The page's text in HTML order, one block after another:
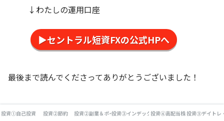
↓わたしの運用口座
▶セントラル短資FXの公式HPへ
最後まで読んでくださってありがとうございました！
投資①自己投資 投資②節約 投資②副業＆ポイ活投資③インデックス投資投資④高配当株投資⑤デイトレ